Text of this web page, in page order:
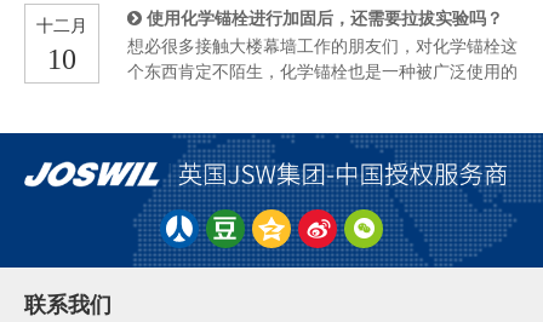
十二月
10
使用化学锚栓进行加固后，还需要拉拔实验吗？
想必很多接触大楼幕墙工作的朋友们，对化学锚栓这
个东西肯定不陌生，化学锚栓也是一种被广泛使用的
应该也是很多朋友们的疑惑，今天我就带大家了解
下，是否需要进行拉拔试验。 我们先来说说，什么
是拉拔试验。化学锚栓的拉拔试验就是对横向力情况
的检测，把喇拉拔点和锚栓进行连接。另外，如果是
建筑的基材不同，最后会呈现不同的表现。比如，如
联系我们